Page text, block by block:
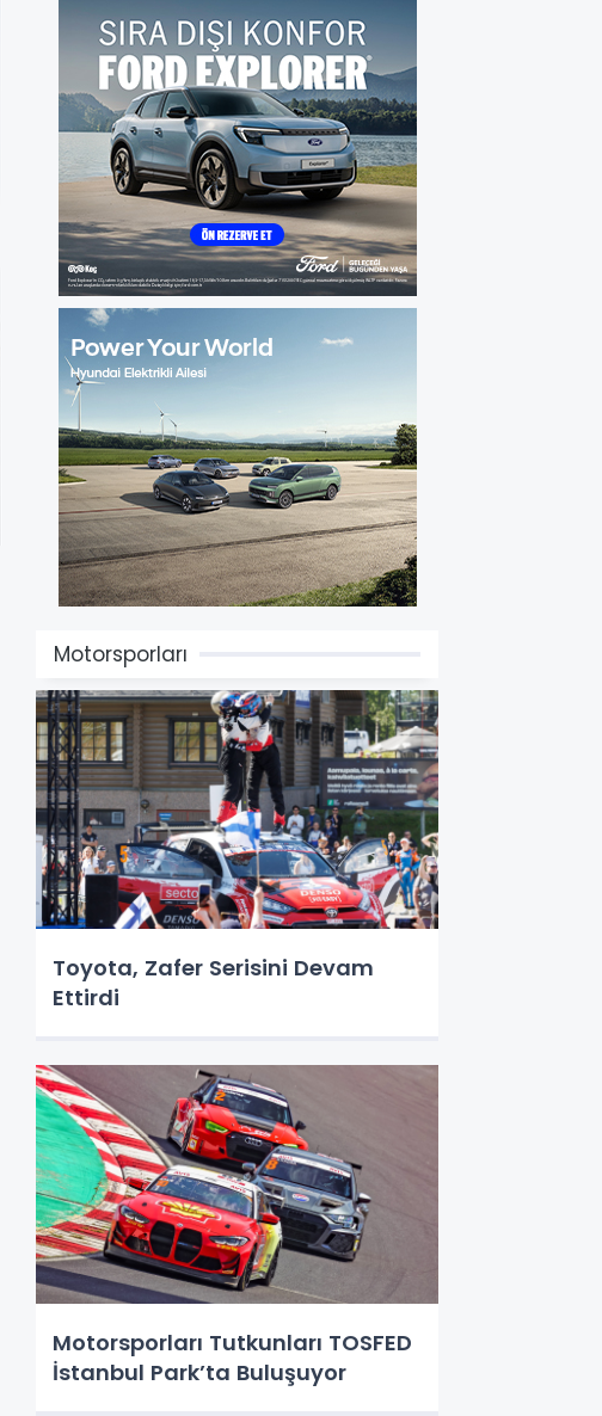
Motorsporları
Toyota, Zafer Serisini Devam
Ettirdi
Motorsporları Tutkunları TOSFED
İstanbul Park’ta Buluşuyor